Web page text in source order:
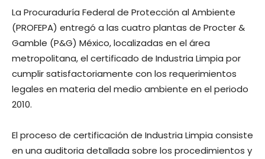
La Procuraduría Federal de Protección al Ambiente
(PROFEPA) entregó a las cuatro plantas de Procter &
Gamble (P&G) México, localizadas en el área
metropolitana, el certificado de Industria Limpia por
cumplir satisfactoriamente con los requerimientos
legales en materia del medio ambiente en el periodo
2010.
El proceso de certificación de Industria Limpia consiste
en una auditoria detallada sobre los procedimientos y